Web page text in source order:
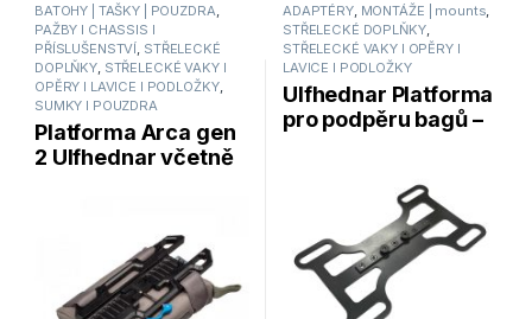
BATOHY | TAŠKY | POUZDRA
PAŽBY I CHASSIS I
PŘÍSLUŠENSTVÍ STŘELECKÉ
DOPLŇKY STŘELECKÉ VAKY I
OPĚRY I LAVICE I PODLOŽKY,
SUMKY I POUZDRA
Platforma Arca gen
2 Ulfhednar včetně
ADAPTÉRY, MONTÁŽE | mounts
STŘELECKÉ DOPLŇKY,
STŘELECKÉ VAKY I OPĚRY I
LAVICE I PODLOŽKY
Ulfhednar Platforma
pro podpěru bagů –